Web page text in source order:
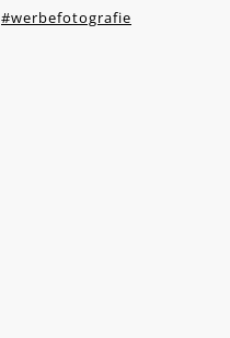
#werbefotografie